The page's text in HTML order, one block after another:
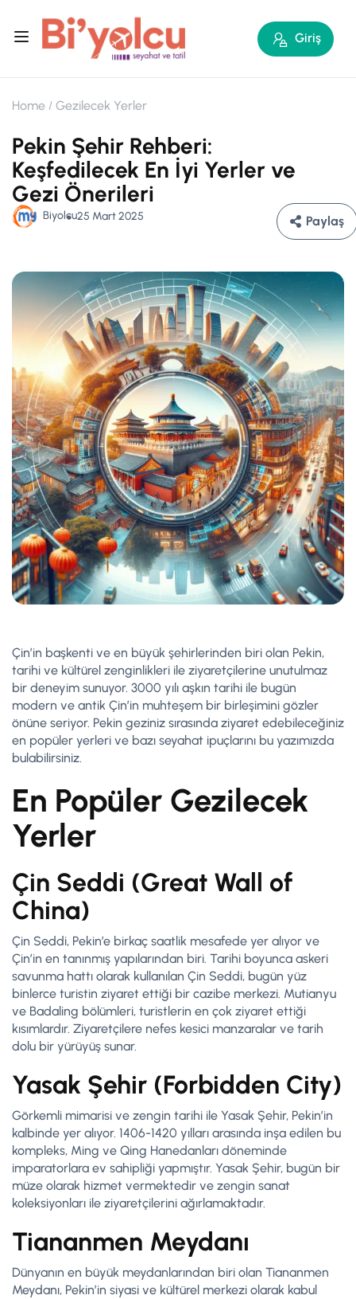
Giriş
Home Gezilecek Yerler
Pekin Şehir Rehberi:
Keşfedilecek En İyi Yerler ve
Gezi Önerileri
Biyolcu25 Mart 2025 Paylaş
Çin’in başkenti ve en büyük şehirlerinden biri olan Pekin,
tarihi ve kültürel zenginlikleri ile ziyaretçilerine unutulmaz
bir deneyim sunuyor. 3000 yılı aşkın tarihi ile bugün
modern ve antik Çin’in muhteşem bir birleşimini gözler
önüne seriyor. Pekin geziniz sırasında ziyaret edebileceğiniz
en popüler yerleri ve bazı seyahat ipuçlarını bu yazımızda
bulabilirsiniz.
En Popüler Gezilecek
Yerler
Çin Seddi (Great Wall of
China)
Çin Seddi, Pekin’e birkaç saatlik mesafede yer alıyor ve
Çin’in en tanınmış yapılarından biri. Tarihi boyunca askeri
savunma hattı olarak kullanılan Çin Seddi, bugün yüz
binlerce turistin ziyaret ettiği bir cazibe merkezi. Mutianyu
ve Badaling bölümleri, turistlerin en çok ziyaret ettiği
kısımlardır. Ziyaretçilere nefes kesici manzaralar ve tarih
dolu bir yürüyüş sunar.
Yasak Şehir (Forbidden City)
Görkemli mimarisi ve zengin tarihi ile Yasak Şehir, Pekin’in
kalbinde yer alıyor. 1406-1420 yılları arasında inşa edilen bu
kompleks, Ming ve Qing Hanedanları döneminde
imparatorlara ev sahipliği yapmıştır. Yasak Şehir, bugün bir
müze olarak hizmet vermektedir ve zengin sanat
koleksiyonları ile ziyaretçilerini ağırlamaktadır.
Tiananmen Meydanı
Dünyanın en büyük meydanlarından biri olan Tiananmen
Meydanı, Pekin’in siyasi ve kültürel merkezi olarak kabul